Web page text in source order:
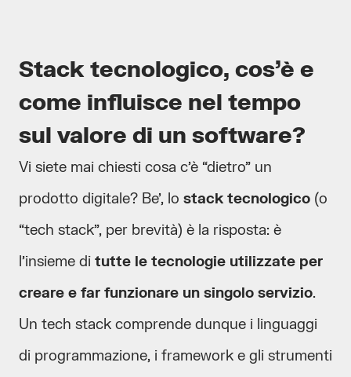
Stack tecnologico, cos’è e
come influisce nel tempo
sul valore di un software?
Vi siete mai chiesti cosa c’è “dietro” un
prodotto digitale? Be’, lo stack tecnologico (o
“tech stack”, per brevità) è la risposta: è
l’insieme di tutte le tecnologie utilizzate per
creare e far funzionare un singolo servizio.
Un tech stack comprende dunque i linguaggi
di programmazione, i framework e gli strumenti